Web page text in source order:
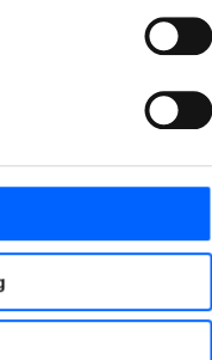
NCC Group